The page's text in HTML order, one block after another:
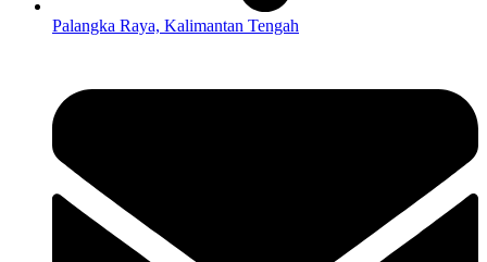
Palangka Raya, Kalimantan Tengah